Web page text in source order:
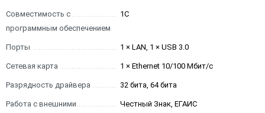
Совместимость с
программным обеспечением
1С
Порты 1 × LAN, 1 × USB 3.0
Сетевая карта 1 × Ethernet 10/100 Мбит/с
Разрядность драйвера 32 бита, 64 бита
Работа с внешними
Честный Знак, ЕГАИС